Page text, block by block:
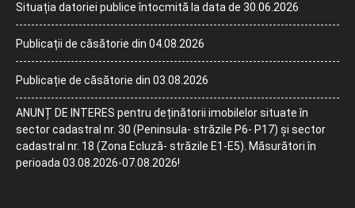
Situația datoriei publice întocmită la data de 30.06.2026
Publicații de căsătorie din 04.08.2026
Publicație de căsătorie din 03.08.2026
ANUNȚ DE INTERES pentru deținătorii imobilelor situate în
sector cadastral nr. 30 (Peninsula- străzile P6- P17) și sector
cadastral nr. 18 (Zona Ecluză- străzile E1-E5). Măsurători în
perioada 03.08.2026-07.08.2026!